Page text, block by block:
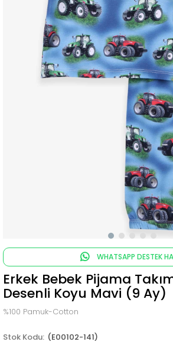
WHATSAPP DESTEK
Erkek Bebek Pijama
Desenli Koyu Mavi (9 Ay)
%100 Pamuk-Cotton
(E00102-141)